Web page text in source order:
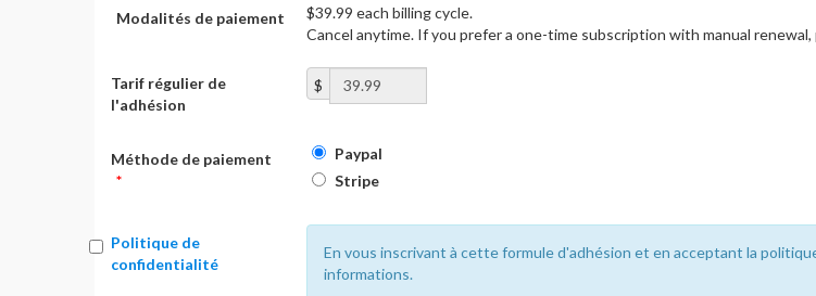
Modalités de paiement
$39.99 each billing cycle.
Cancel anytime. If you prefer a one-time subscription with manual renewal,
Tarif régulier de
l'adhésion
$
Méthode de paiement
*
Paypal
Stripe
Politique de
confidentialité
En vous inscrivant à cette formule d'adhésion et en acceptant la
informations.